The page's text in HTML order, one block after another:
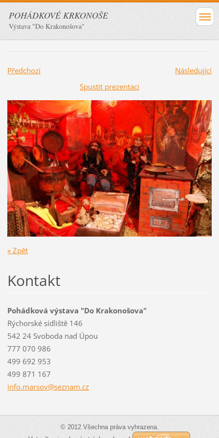
POHÁDKOVÉ KRKONOŠE
Výstava "Do Krakonošova"
Předchozí
Následující
Spustit prezentaci
« Zpět
Kontakt
Pohádková výstava "Do Krakonošova"
Rýchorské sídliště 146
542 24 Svoboda nad Úpou
777 070 986
499 692 953
499 871 167
info.marsov@seznam.cz
© 2012 Všechna práva vyhrazena.